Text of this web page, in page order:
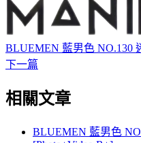
BLUEMEN 藍男色 NO.130
下一篇
相關文章
BLUEMEN 藍男色